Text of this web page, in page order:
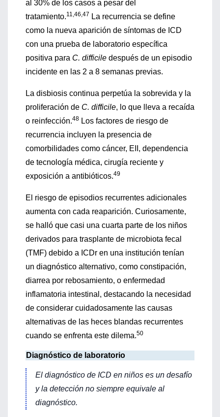
al 30% de los casos a pesar del
tratamiento.11,46,47 La recurrencia se define
como la nueva aparición de síntomas de ICD
con una prueba de laboratorio específica
positiva para C. difficile después de un episodio
incidente en las 2 a 8 semanas previas.
La disbiosis continua perpetúa la sobrevida y la
proliferación de C. difficile, lo que lleva a recaída
o reinfección.48 Los factores de riesgo de
recurrencia incluyen la presencia de
comorbilidades como cáncer, EII, dependencia
de tecnología médica, cirugía reciente y
exposición a antibióticos.49
El riesgo de episodios recurrentes adicionales
aumenta con cada reaparición. Curiosamente,
se halló que casi una cuarta parte de los niños
derivados para trasplante de microbiota fecal
(TMF) debido a ICDr en una institución tenían
un diagnóstico alternativo, como constipación,
diarrea por rebosamiento, o enfermedad
inflamatoria intestinal, destacando la necesidad
de considerar cuidadosamente las causas
alternativas de las heces blandas recurrentes
cuando se enfrenta este dilema.50
Diagnóstico de laboratorio
El diagnóstico de ICD en niños es un desafío
y la detección no siempre equivale al
diagnóstico.